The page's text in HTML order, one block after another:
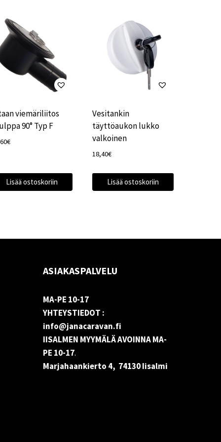
viemäriliitos
90° Typ F
€
Lisää ostoskoriin
Vesitankin
täyttöaukon lukko
valkoinen
18,40€
Lisää ostoskoriin
ASIAKASPALVELU
MA-PE 10-17
YHTEYSTIEDOT :
info@janacaravan.fi
IISALMEN MYYMÄLÄ AVOINNA MA-
PE 10-17.
Marjahaankierto 4, 74130 Iisalmi